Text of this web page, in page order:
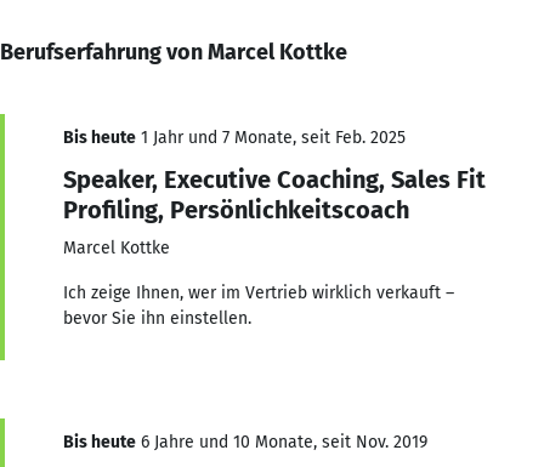
Berufserfahrung von Marcel Kottke
Bis heute 1 Jahr und 7 Monate, seit Feb. 2025
Speaker, Executive Coaching, Sales Fit
Profiling, Persönlichkeitscoach
Marcel Kottke
Ich zeige Ihnen, wer im Vertrieb wirklich verkauft –
bevor Sie ihn einstellen.
Bis heute 6 Jahre und 10 Monate, seit Nov. 2019